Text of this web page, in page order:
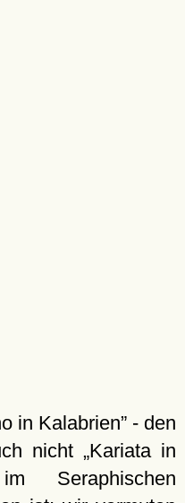
in Kalabrien - den
nicht
Kariata in